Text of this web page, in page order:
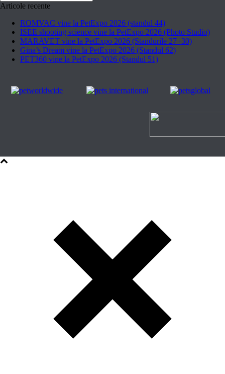
Articole recente
ROMVAC vine la PetExpo 2026 (standul 44)
ISEE shooting science vine la PetExpo 2026 (Photo Studio)
MARAVET vine la PetExpo 2026 (Standurile 27+30)
Gina’s Dream vine la PetExpo 2026 (Standul 62)
PET360 vine la PetExpo 2026 (Standul 51)